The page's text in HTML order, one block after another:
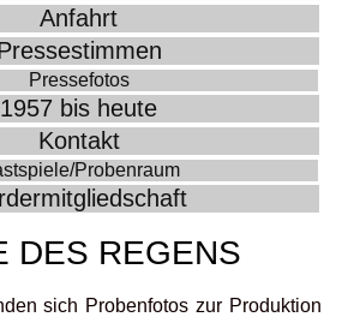
Anfahrt
Pressefotos
1957 bis heute
Kontakt
Probenraum
DES REGENS
sich Probenfotos zur Produktion